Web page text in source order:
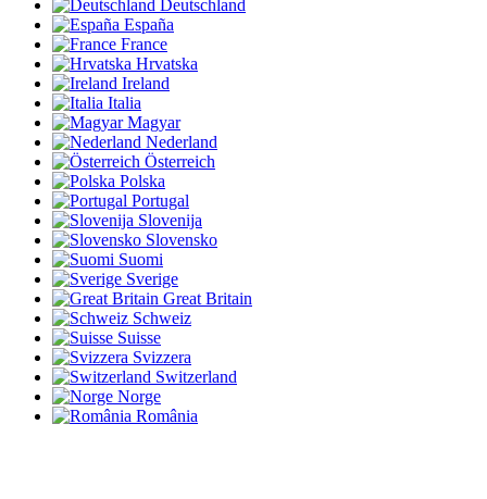
Deutschland
España
France
Hrvatska
Ireland
Italia
Magyar
Nederland
Österreich
Polska
Portugal
Slovenija
Slovensko
Suomi
Sverige
Great Britain
Schweiz
Suisse
Svizzera
Switzerland
Norge
România